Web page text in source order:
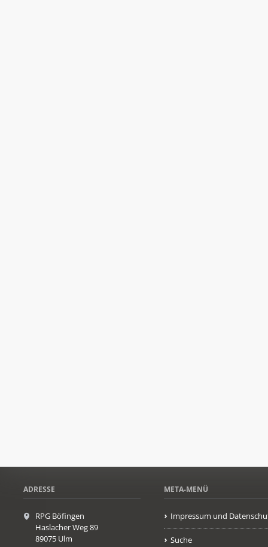
ADRESSE
RPG Böfingen
Haslacher Weg 89
89075 Ulm
META-MENÜ
Impressum und
Suche